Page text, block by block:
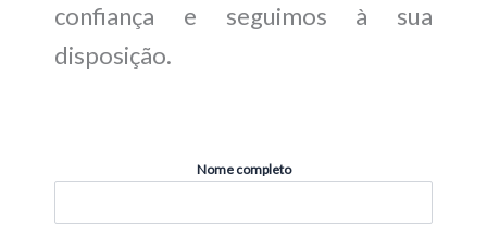
confiança e seguimos à sua
disposição.
Nome completo